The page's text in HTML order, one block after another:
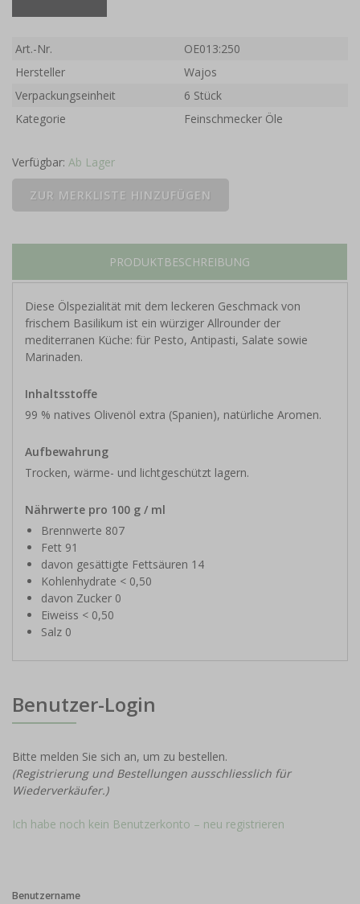
Art.-Nr.
OE013:250
Hersteller
Wajos
Verpackungseinheit
6 Stück
Kategorie
Feinschmecker Öle
Verfügbar: Ab Lager
PRODUKTBESCHREIBUNG
Diese Ölspezialität mit dem leckeren Geschmack von
frischem Basilikum ist ein würziger Allrounder der
mediterranen Küche: für Pesto, Antipasti, Salate sowie
Marinaden.
Inhaltsstoffe
99 % natives Olivenöl extra (Spanien), natürliche Aromen.
Aufbewahrung
Trocken, wärme- und lichtgeschützt lagern.
Nährwerte pro 100 g / ml
Brennwerte 807
Fett 91
davon gesättigte Fettsäuren 14
Kohlenhydrate < 0,50
davon Zucker 0
Eiweiss < 0,50
Salz 0
Benutzer-Login
Bitte melden Sie sich an, um zu bestellen.
(Registrierung und Bestellungen ausschliesslich für
Wiederverkäufer.)
Ich habe noch kein Benutzerkonto – neu registrieren
Benutzername